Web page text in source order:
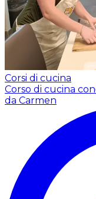
Corsi di cucina
Corso di cucina
da Carmen